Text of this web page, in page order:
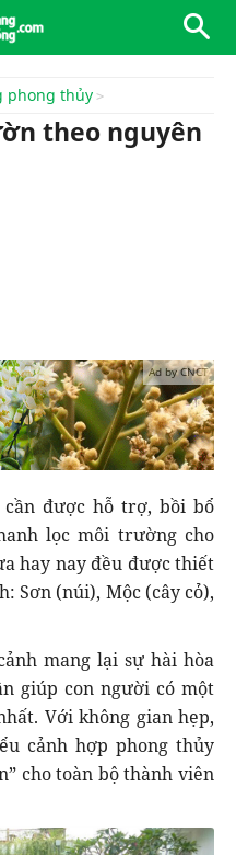
phong thủy
theo nguyên
Ad by CNCT
được hỗ trợ, bồi bổ
lọc môi trường cho
hay nay đều được thiết
Sơn (núi), Mộc (cây cỏ),
mang lại sự hài hòa
giúp con người có một
Với không gian hẹp,
cảnh hợp phong thủy
cho toàn bộ thành viên